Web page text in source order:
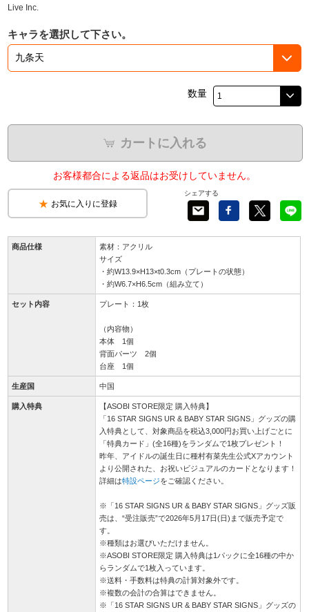
Live Inc.
キャラを選択して下さい。
数量
カートに入れる
お客様都合による返品はお受けしていません。
お気に入りに登録
シェアする
商品仕様
素材：アクリル
サイズ
・約W13.9×H13×t0.3cm（プレートの状態）
・約W6.7×H6.5cm（組み立て）
セット内容 プレート：1枚
（内容物）
本体 1個
背面パーツ 2個
台座 1個
生産国 中国
購入特典
【ASOBI STORE限定 購入特典】
「16 STAR SIGNS UR & BABY STAR SIGNS」グッズの購
入特典として、対象商品を税込3,000円お買い上げごとに
「特典カード」(全16種)をランダムで1枚プレゼント！
昨年、アイドルの誕生日に種村有菜先生公式Xアカウント
より公開された、お祝いビジュアルのカードとなります！
詳細は特設ページをご確認ください。
※「16 STAR SIGNS UR & BABY STAR SIGNS」グッズ販
売は、“受注販売”で2026年5月17日(日)まで販売予定で
す。
※種類はお選びいただけません。
※ASOBI STORE限定 購入特典は1パックに全16種の中か
らランダムで1枚入っています。
※送料・手数料は特典の計算対象外です。
※複数の会計の合算はできません。
※「16 STAR SIGNS UR & BABY STAR SIGNS」グッズの